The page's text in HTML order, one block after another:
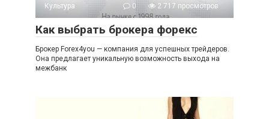
Культура 0 2 717 просмотров
Как выбрать брокера форекс
Брокер Forex4you — компания для успешных трейдеров.
Она предлагает уникальную возможность выхода на
межбанк